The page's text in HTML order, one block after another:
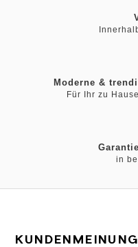
Moderne &
Für Ihr zu
in